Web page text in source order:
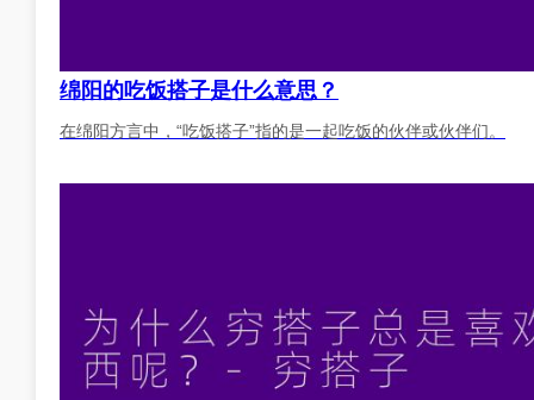
绵阳的吃饭搭子是什么意思？
在绵阳方言中，“吃饭搭子”指的是一起吃饭的伙伴或伙伴们。